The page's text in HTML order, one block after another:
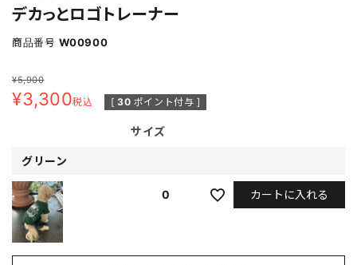
デカっとロゴトレーナー
商品番号 W00900
¥5,900
¥3,300税込 [ 30 ポイント付与 ]
サイズ
グリーン
0 カートに入れる